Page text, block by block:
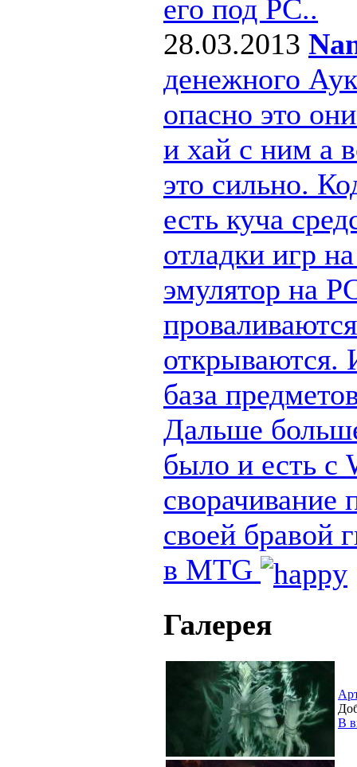
его под РС..
28.03.2013
денежного
опасно это
и хай с ним а
это сильно.
есть куча
отладки игр
эмулятор на
открываются.
база
Дальше
было и есть с
сворачивание
своей бравой
в MTG
Галерея
В